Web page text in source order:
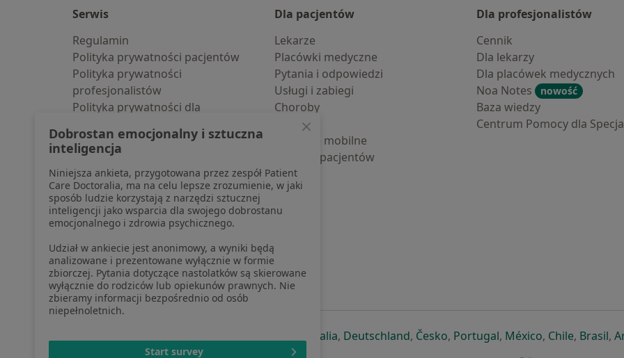
Serwis
Regulamin
Polityka prywatności pacjentów
Polityka prywatności
profesjonalistów
Polityka prywatności dla
pozyskaliśmy samodzielnie
Polityka cookies
Jak działają wyniki wyszukiwania
Dostępność
O nas
Praca Rekrutujemy!
Partnerzy
Centrum prasowe
Kontakt
Dla pacjentów
Lekarze
Placówki medyczne
Pytania i odpowiedzi
Usługi i zabiegi
Choroby
Pomoc
Aplikacje mobilne
Blog dla pacjentów
Dla profesjonalistów
Cennik
Dla lekarzy
Dla placówek medycznych
Noa Notes
nowość
Baza wiedzy
Centrum Pomocy dla
otwiera się w nowej karcie
otwiera się w nowej karcie
otwiera się w nowej karcie
Italiaotwiera się w nowej karcie
, Deutschlandotwiera się w nowej karcie
, Českootwiera się w nowej karcie
, Portugalotwiera się w nowej
, Méxicootwiera się w
, Chileotwiera
, Brasil,
Dobrostan emocjonalny i sztuczna
inteligencja
Niniejsza ankieta, przygotowana przez zespół Patient
Care Doctoralia, ma na celu lepsze zrozumienie, w jaki
sposób ludzie korzystają z narzędzi sztucznej
inteligencji jako wsparcia dla swojego dobrostanu
emocjonalnego i zdrowia psychicznego.
Udział w ankiecie jest anonimowy, a wyniki będą
analizowane i prezentowane wyłącznie w formie
zbiorczej. Pytania dotyczące nastolatków są skierowane
wyłącznie do rodziców lub opiekunów prawnych. Nie
zbieramy informacji bezpośrednio od osób
niepełnoletnich.
Start survey